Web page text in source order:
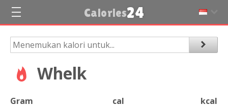
Calories24
Whelk
Gram cal
kcal